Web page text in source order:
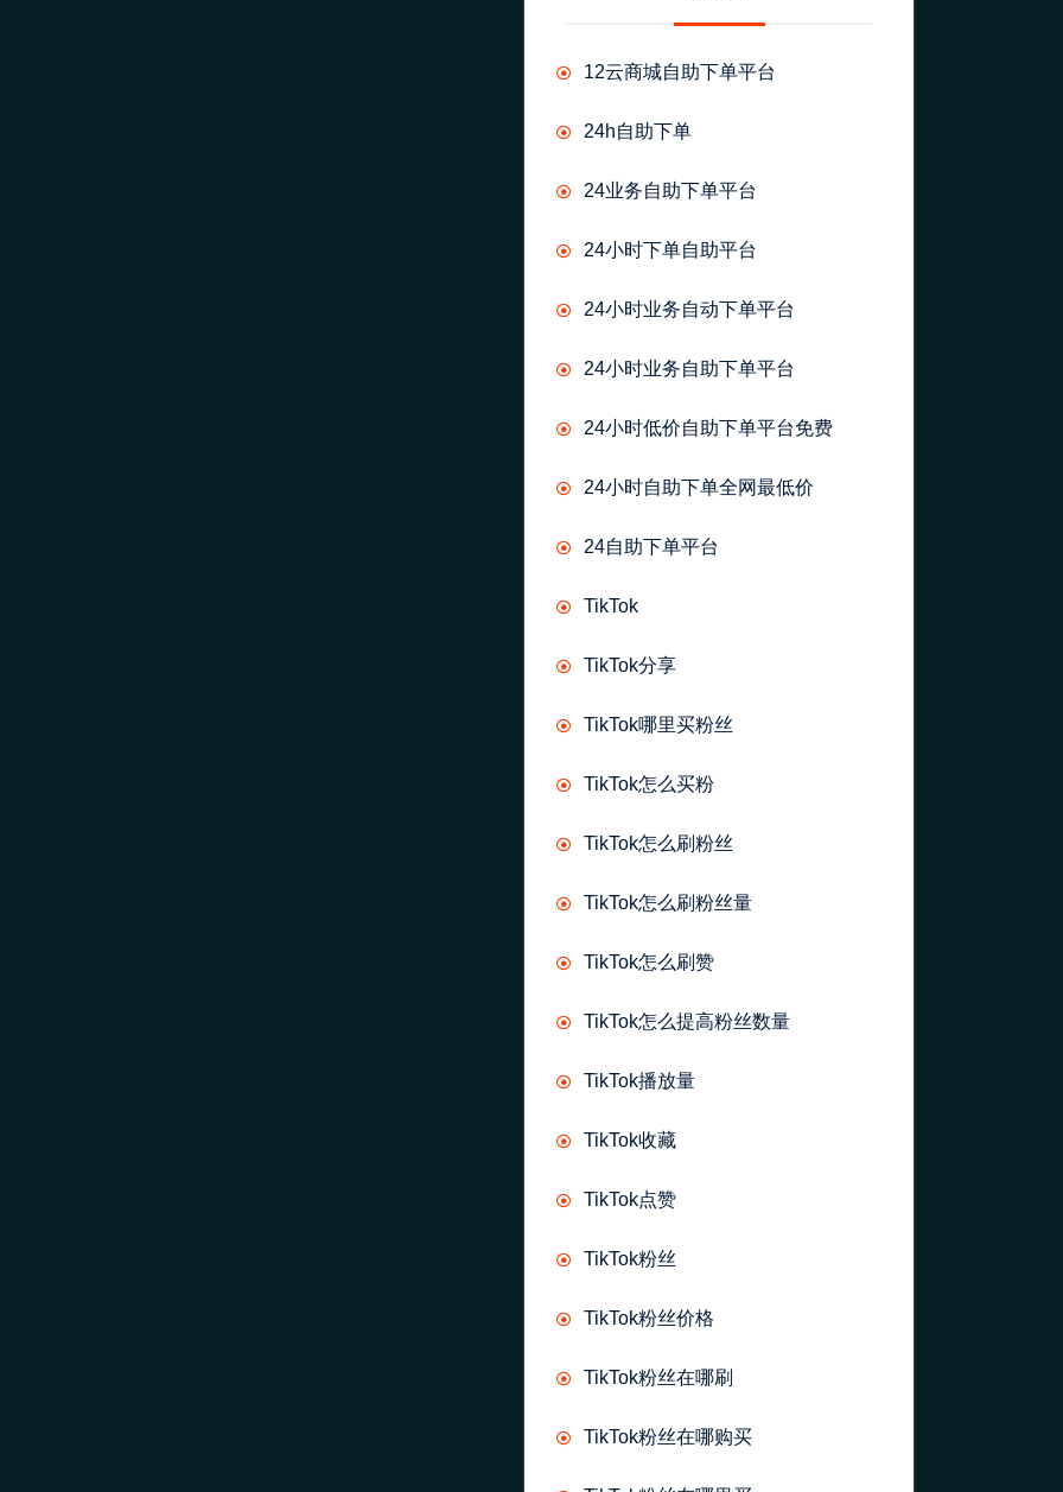
12云商城自助下单平台
24h自助下单
24业务自助下单平台
24小时下单自助平台
24小时业务自动下单平台
24小时业务自助下单平台
24小时低价自助下单平台免费
24小时自助下单全网最低价
24自助下单平台
TikTok
TikTok分享
TikTok哪里买粉丝
TikTok怎么买粉
TikTok怎么刷粉丝
TikTok怎么刷粉丝量
TikTok怎么刷赞
TikTok怎么提高粉丝数量
TikTok播放量
TikTok收藏
TikTok点赞
TikTok粉丝
TikTok粉丝价格
TikTok粉丝在哪刷
TikTok粉丝在哪购买